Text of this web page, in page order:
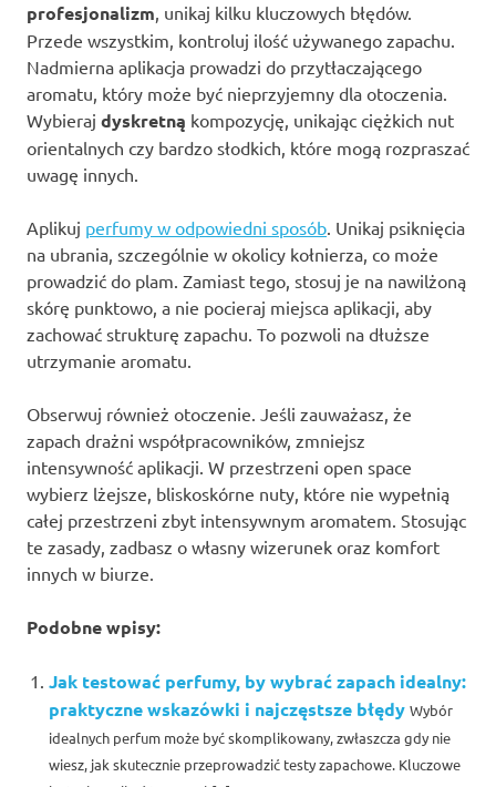
profesjonalizm, unikaj kilku kluczowych błędów.
Przede wszystkim, kontroluj ilość używanego zapachu.
Nadmierna aplikacja prowadzi do przytłaczającego
aromatu, który może być nieprzyjemny dla otoczenia.
Wybieraj dyskretną kompozycję, unikając ciężkich nut
orientalnych czy bardzo słodkich, które mogą rozpraszać
uwagę innych.
Aplikuj perfumy w odpowiedni sposób. Unikaj psiknięcia
na ubrania, szczególnie w okolicy kołnierza, co może
prowadzić do plam. Zamiast tego, stosuj je na nawilżoną
skórę punktowo, a nie pocieraj miejsca aplikacji, aby
zachować strukturę zapachu. To pozwoli na dłuższe
utrzymanie aromatu.
Obserwuj również otoczenie. Jeśli zauważasz, że
zapach drażni współpracowników, zmniejsz
intensywność aplikacji. W przestrzeni open space
wybierz lżejsze, bliskoskórne nuty, które nie wypełnią
całej przestrzeni zbyt intensywnym aromatem. Stosując
te zasady, zadbasz o własny wizerunek oraz komfort
innych w biurze.
Podobne wpisy:
Jak testować perfumy, by wybrać zapach idealny:
praktyczne wskazówki i najczęstsze błędy Wybór
idealnych perfum może być skomplikowany, zwłaszcza gdy nie
wiesz, jak skutecznie przeprowadzić testy zapachowe. Kluczowe